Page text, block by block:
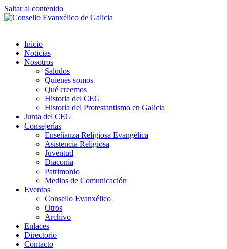
Saltar al contenido
Inicio
Noticias
Nosotros
Saludos
Quienes somos
Qué creemos
Historia del CEG
Historia del Protestantismo en Galicia
Junta del CEG
Consejerías
Enseñanza Religiosa Evangélica
Asistencia Religiosa
Juventud
Diaconía
Patrimonio
Medios de Comunicación
Eventos
Consello Evanxélico
Otros
Archivo
Enlaces
Directorio
Contacto